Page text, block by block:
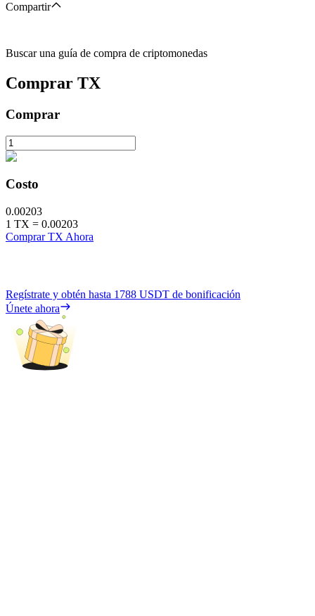
Compartir
Buscar una guía de compra de criptomonedas
Comprar TX
Comprar
Costo
0.00203
1 TX = 0.00203
Comprar TX Ahora
Regístrate y obtén hasta 1788 USDT de bonificación
Únete ahora